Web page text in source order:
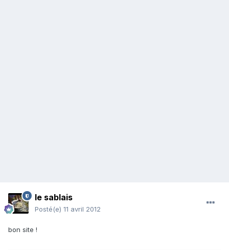
le sablais
Posté(e) 11 avril 2012
bon site !